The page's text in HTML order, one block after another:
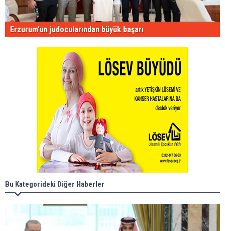
Erzurum'un judocularından büyük başarı
Bu Kategorideki Diğer Haberler